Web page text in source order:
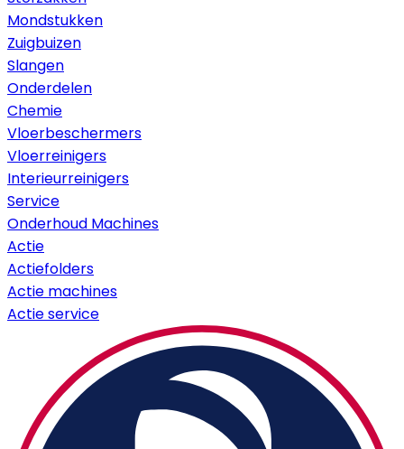
Mondstukken
Zuigbuizen
Slangen
Onderdelen
Chemie
Vloerbeschermers
Vloerreinigers
Interieurreinigers
Service
Onderhoud Machines
Actie
Actiefolders
Actie machines
Actie service